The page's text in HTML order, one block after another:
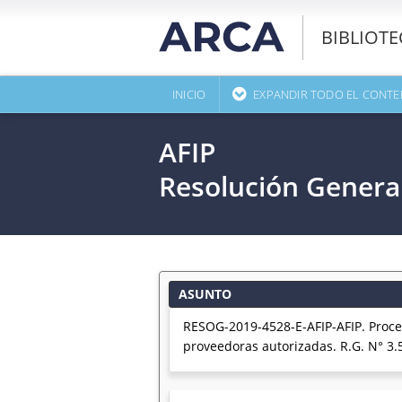
INICIO EXPANDIR TODO EL
AFIP
Resolución
ASUNTO
RESOG-2019-4528-E-AFIP-AFIP.
proveedoras autorizadas. R.G. N°